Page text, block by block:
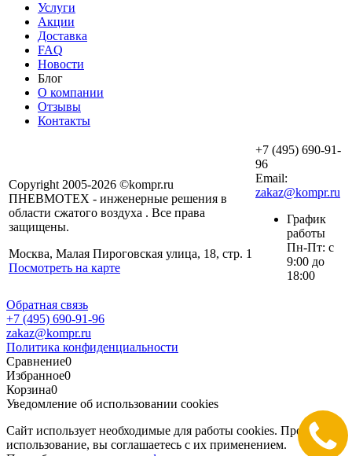
Услуги
Акции
Доставка
FAQ
Новости
Блог
О компании
Отзывы
Контакты
Copyright 2005-2026 ©kompr.ru
ПНЕВМОТЕХ - инженерные решения в
области сжатого воздуха . Все права
защищены.
Москва, Малая Пироговская улица, 18, стр. 1
Посмотреть на карте
+7 (495) 690-91-
96
Email:
zakaz@kompr.ru
График
работы
Пн-Пт: с
9:00 до
18:00
Обратная связь
+7 (495) 690-91-96
zakaz@kompr.ru
Политика конфиденциальности
Сравнение0
Избранное0
Корзина0
Уведомление об использовании cookies
Сайт использует необходимые для работы cookies. Продолжая
использование, вы соглашаетесь с их применением.